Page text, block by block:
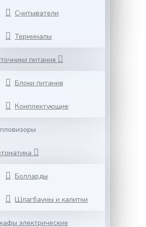
Считыватели
Терминалы
питания
Блоки питания
Комплектующие
Болларды
Шлагбаумы и калитки
электрические